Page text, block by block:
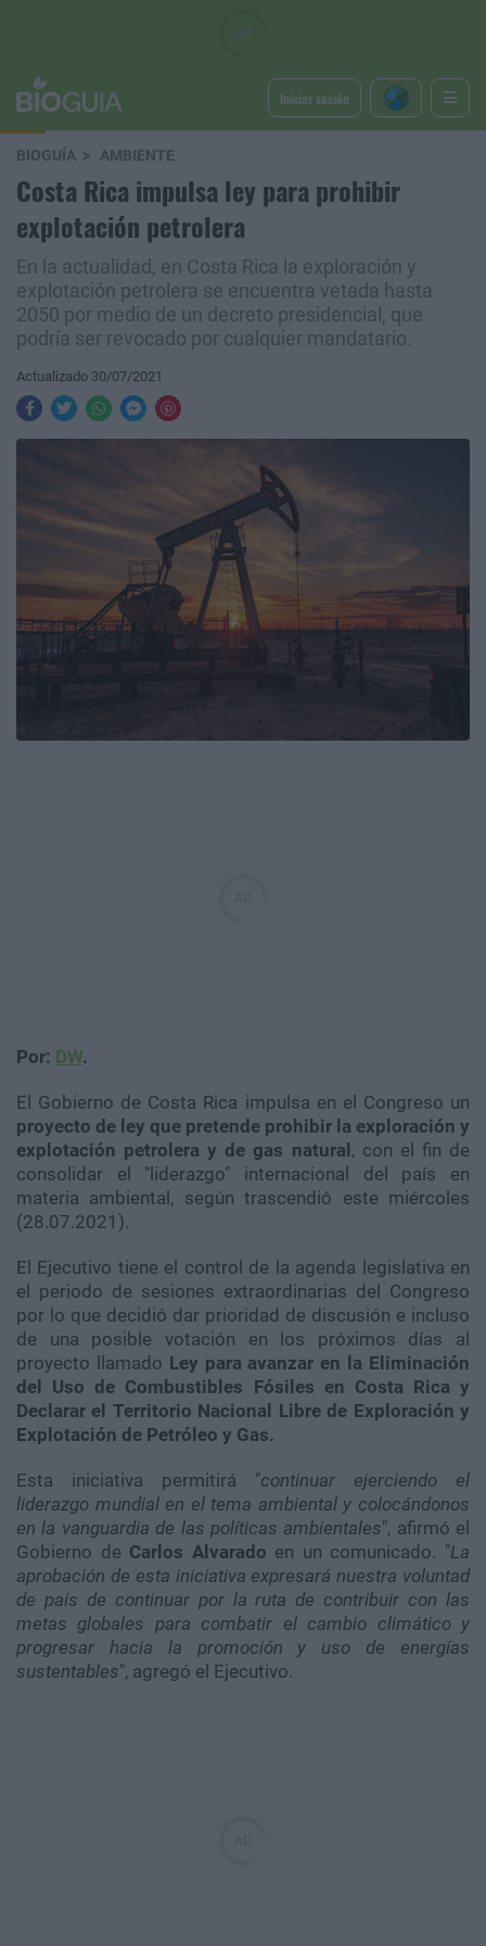
Iniciar sesión
BIOGUÍA AMBIENTE
Costa Rica impulsa ley para prohibir
explotación petrolera
En la actualidad, en Costa Rica la exploración y
explotación petrolera se encuentra vetada hasta
2050 por medio de un decreto presidencial, que
podría ser revocado por cualquier mandatario.
Actualizado 30/07/2021
Por: DW.
El Gobierno de Costa Rica impulsa en el Congreso un
proyecto de ley que pretende prohibir la exploración y
explotación petrolera y de gas natural , con el fin de
consolidar el "liderazgo" internacional del país en
materia ambiental, según trascendió este miércoles
(28.07.2021).
El Ejecutivo tiene el control de la agenda legislativa en
el periodo de sesiones extraordinarias del Congreso
por lo que decidió dar prioridad de discusión e incluso
de una posible votación en los próximos días al
proyecto llamado Ley para avanzar en la Eliminación
del Uso de Combustibles Fósiles en Costa Rica y
Declarar el Territorio Nacional Libre de Exploración y
Explotación de Petróleo y Gas.
Esta iniciativa permitirá "continuar ejerciendo el
liderazgo mundial en el tema ambiental y colocándonos
en la vanguardia de las políticas ambientales", afirmó el
Gobierno de Carlos Alvarado en un comunicado. "La
aprobación de esta iniciativa expresará nuestra voluntad
de país de continuar por la ruta de contribuir con las
metas globales para combatir el cambio climático y
progresar hacia la promoción y uso de energías
sustentables", agregó el Ejecutivo.